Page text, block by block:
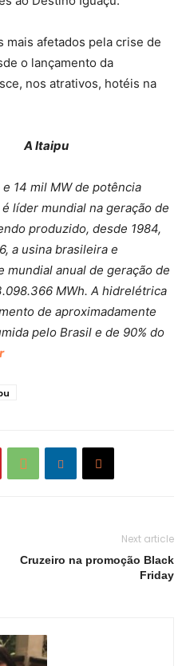
mais afetados pela crise de
o lançamento da
nos atrativos, hotéis na
A Itaipu
14 mil MW de potência
líder mundial na geração de
produzido, desde 1984,
a usina brasileira e
mundial anual de geração de
MWh. A hidrelétrica
de aproximadamente
pelo Brasil e de 90% do
Next article
Cruzeiro na promoção Black
Friday